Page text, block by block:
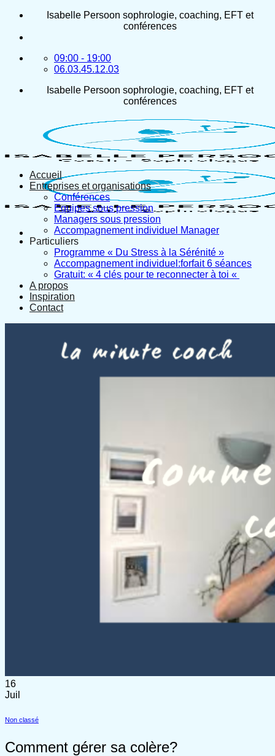
Passer
contenu
Isabelle Persoon sophrologie, coaching, EFT et
conférences
09:00 - 19:00
06.03.45.12.03
Isabelle Persoon sophrologie, coaching, EFT et
conférences
Accueil
Entreprises et organisations
Conférences
Equipes sous pression
Managers sous pression
Accompagnement individuel Manager
Particuliers
Programme « Du Stress à la Sérénité »
Accompagnement individuel:forfait 6 séances
Gratuit: « 4 clés pour te reconnecter à toi «
A propos
Inspiration
Contact
16
Juil
Non classé
Comment gérer sa colère?